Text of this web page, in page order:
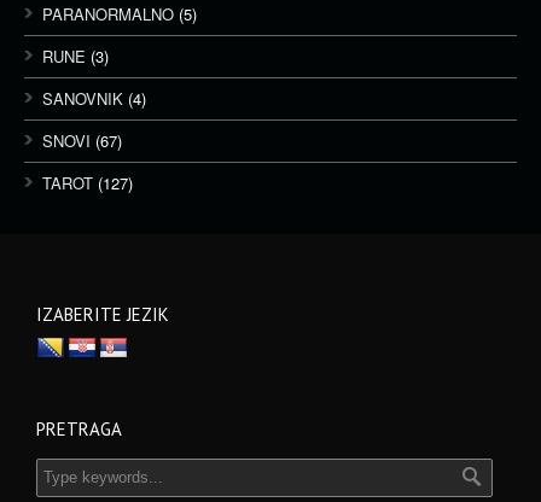
PARANORMALNO (5)
RUNE (3)
SANOVNIK (4)
SNOVI (67)
TAROT (127)
IZABERITE JEZIK
PRETRAGA